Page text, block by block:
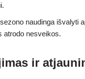
naudinga išvalyti
atrodo nesveikos.
ir